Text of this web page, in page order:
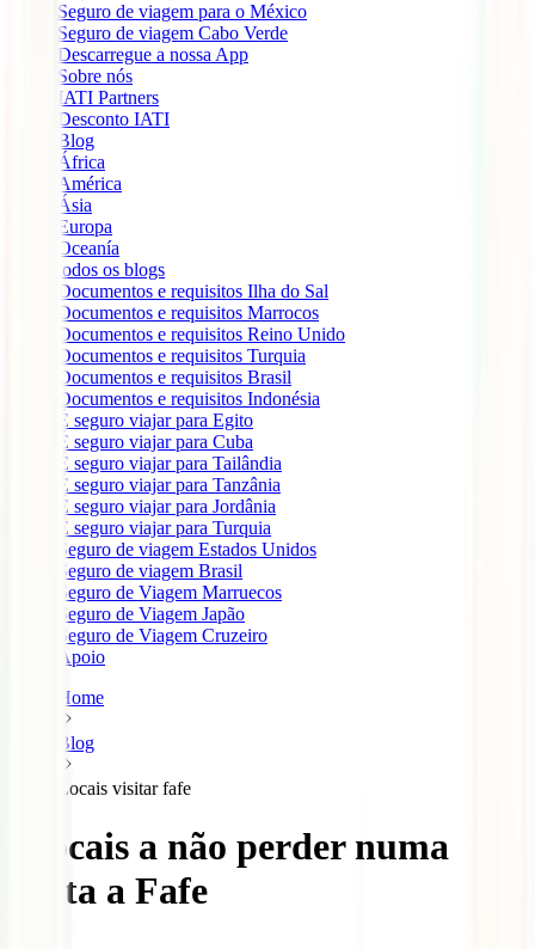
Seguro de viagem para o México
Seguro de viagem Cabo Verde
Descarregue a nossa App
Sobre nós
IATI Partners
Desconto IATI
Blog
África
América
Ásia
Europa
Oceanía
todos os blogs
Documentos e requisitos Ilha do Sal
Documentos e requisitos Marrocos
Documentos e requisitos Reino Unido
Documentos e requisitos Turquia
Documentos e requisitos Brasil
Documentos e requisitos Indonésia
É seguro viajar para Egito
É seguro viajar para Cuba
É seguro viajar para Tailândia
É seguro viajar para Tanzânia
É seguro viajar para Jordânia
É seguro viajar para Turquia
Seguro de viagem Estados Unidos
Seguro de viagem Brasil
Seguro de Viagem Marruecos
Seguro de Viagem Japão
Seguro de Viagem Cruzeiro
Apoio
Home
Blog
Locais visitar fafe
5 locais a não perder numa
visita a Fafe